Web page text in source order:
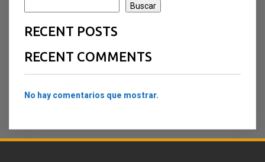
Buscar
RECENT POSTS
RECENT COMMENTS
No hay comentarios que mostrar.